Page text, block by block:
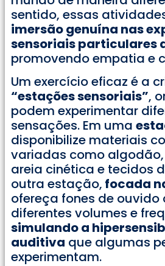
sentido, essas
imersão genuína nas
sensoriais particulares
promovendo empatia e
Um exercício eficaz é a
“estações sensoriais”,
podem experimentar
sensações. Em uma
disponibilize materiais
variadas como algodão,
areia cinética e tecidos
outra estação, focada
ofereça fones de ouvido
diferentes volumes e
simulando a
auditiva que algumas
experimentam.